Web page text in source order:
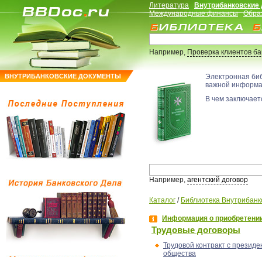
ВНУТРИБАНКОВСКИЕ ДОКУМЕНТЫ
Литература
Международные финансы
Например,Проверка клиентов
Электронная
важной
В чем
Например, агентский договор
Каталог / Библиотека
Информация о
Трудовые договоры
Трудовой контракт с
общества